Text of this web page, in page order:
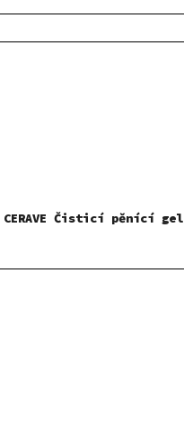
CERAVE Čisticí pěnící gel